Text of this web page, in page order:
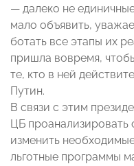
— далеко не
мало объявить,
ботать все этапы их
пришла вовремя,
те, кто в ней
Путин.
В связи с этим
ЦБ проанализировать
изменить
льготные программы